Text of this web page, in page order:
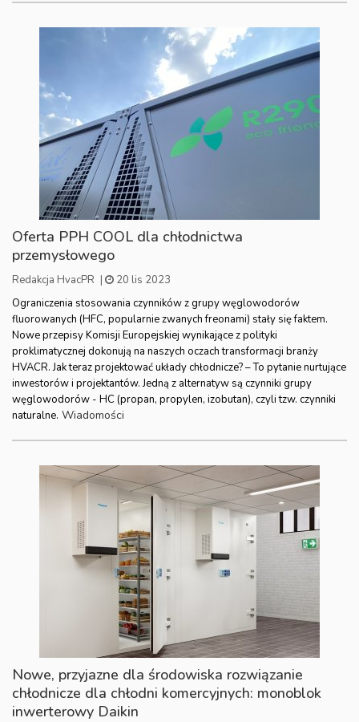
Oferta PPH COOL dla chłodnictwa
przemysłowego
Redakcja HvacPR |
20 lis 2023
Ograniczenia stosowania czynników z grupy węglowodorów
fluorowanych (HFC, popularnie zwanych freonami) stały się faktem.
Nowe przepisy Komisji Europejskiej wynikające z polityki
proklimatycznej dokonują na naszych oczach transformacji branży
HVACR. Jak teraz projektować układy chłodnicze? – To pytanie nurtujące
inwestorów i projektantów. Jedną z alternatyw są czynniki grupy
węglowodorów - HC (propan, propylen, izobutan), czyli tzw. czynniki
naturalne. Wiadomości
Nowe, przyjazne dla środowiska rozwiązanie
chłodnicze dla chłodni komercyjnych: monoblok
inwerterowy Daikin